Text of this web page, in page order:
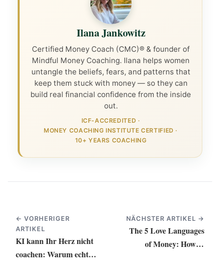
Ilana Jankowitz
Certified Money Coach (CMC)® & founder of
Mindful Money Coaching. Ilana helps women
untangle the beliefs, fears, and patterns that
keep them stuck with money — so they can
build real financial confidence from the inside
out.
ICF-ACCREDITED ·
MONEY COACHING INSTITUTE CERTIFIED ·
10+ YEARS COACHING
← VORHERIGER
ARTIKEL
KI kann Ihr Herz nicht
coachen: Warum echte
NÄCHSTER ARTIKEL →
The 5 Love Languages
of Money: How to